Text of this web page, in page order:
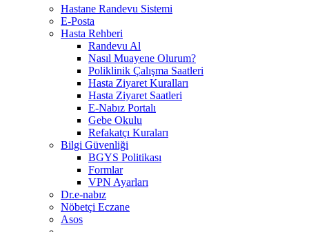
Hastane Randevu Sistemi
E-Posta
Hasta Rehberi
Randevu Al
Nasıl Muayene Olurum?
Poliklinik Çalışma Saatleri
Hasta Ziyaret Kuralları
Hasta Ziyaret Saatleri
E-Nabız Portalı
Gebe Okulu
Refakatçı Kuraları
Bilgi Güvenliği
BGYS Politikası
Formlar
VPN Ayarları
Dr.e-nabız
Nöbetçi Eczane
Asos